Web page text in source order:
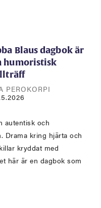
Blaus dagbok är
humoristisk
PEROKORPI
autentisk och
Drama kring hjärta och
kryddat med
här är en dagbok som